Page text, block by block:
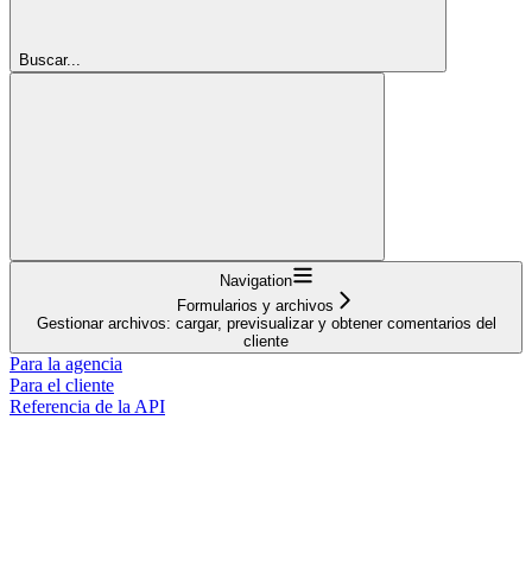
Buscar...
Navigation
Formularios y archivos
Gestionar archivos: cargar, previsualizar y obtener comentarios del
cliente
Para la agencia
Para el cliente
Referencia de la API